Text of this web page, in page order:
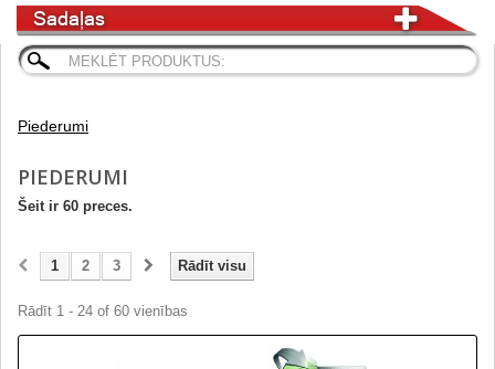
Sadaļas
Piederumi
PIEDERUMI
Šeit ir 60 preces.
Rādīt visu
1 2 3
Rādīt 1 - 24 of 60 vienības